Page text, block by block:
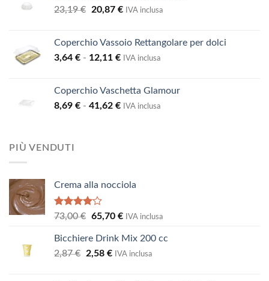
23,19€
Il
era:
23,19 €.
20,87 €Il
è:
20,87 €.
IVA inclusa
Coperchio Vassoio Rettangolare per dolci
3,64 € - 12,11 €Fascia
da
3,64 €
IVA inclusa
Coperchio Vaschetta Glamour
8,69 € - 41,62 €Fascia
41,62 €
IVA inclusa
PIÙ VENDUTI
Crema alla nocciola
Valutato
5
73,00€ Il
originale
era:
65,70 €Il
attuale
è:
IVA inclusa
Bicchiere Drink Mix 200 cc
2,87€
Il
2,58 €IlIVA inclusa